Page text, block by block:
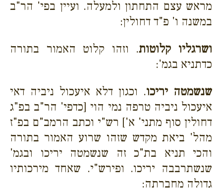
מראש עצם התחתון ולמעלה. ועיין בפי' הר"ב
במשנה ו' פ"ד דחולין:
ושרגליו קלוטות. וזהו קלוט האמור בתורה
כדתניא בגמ':
שנשמטה יריכו. וכגון דלא איעכול ניביה דאי
איעכול ניביה טרפה נמי הוי [כדפי' הר"ב בפ"ג
דחולין סוף מתני' א'] רש"י וכתב הרמב"ם בפ"ז
מהל' ביאת מקדש שזהו שרוע האמור בתורה
והכי תניא בת"כ זה שנשמטה יריכו ובגמ'
שנשתרבבה יריכו. ופירש"י. שאחד מירכותיו
גדולה מחברתה: